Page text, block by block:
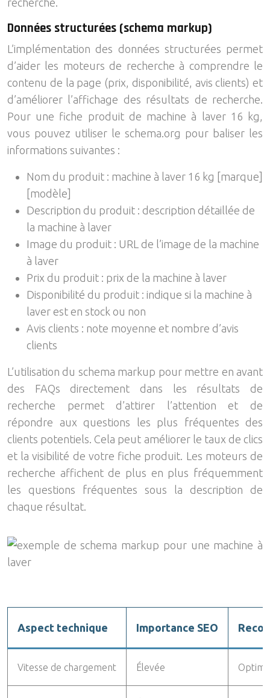
recherche.
Données structurées (schema markup)
L’implémentation des données structurées permet
d’aider les moteurs de recherche à comprendre le
contenu de la page (prix, disponibilité, avis clients) et
d’améliorer l’affichage des résultats de recherche.
Pour une fiche produit de machine à laver 16 kg,
vous pouvez utiliser le schema.org pour baliser les
informations suivantes :
Nom du produit : machine à laver 16 kg [marque]
[modèle]
Description du produit : description détaillée de
la machine à laver
Image du produit : URL de l’image de la machine
à laver
Prix du produit : prix de la machine à laver
Disponibilité du produit : indique si la machine à
laver est en stock ou non
Avis clients : note moyenne et nombre d’avis
clients
L’utilisation du schema markup pour mettre en avant
des FAQs directement dans les résultats de
recherche permet d’attirer l’attention et de
répondre aux questions les plus fréquentes des
clients potentiels. Cela peut améliorer le taux de clics
et la visibilité de votre fiche produit. Les moteurs de
recherche affichent de plus en plus fréquemment
les questions fréquentes sous la description de
chaque résultat.
Aspect technique Importance SEO
Vitesse de chargement Élevée